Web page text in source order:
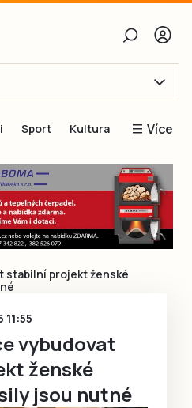
Obnovit heslo
se
přes Facebook
chci se
Sport Kultura Více
Blogy
Inspirace
Čtenáři píší
Speciální přílohy
stabilní projekt ženské
11:55
vybudovat
ženské
jsou nutné